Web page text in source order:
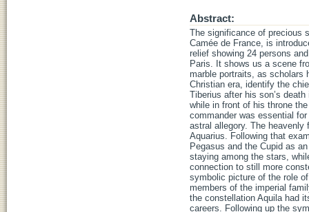
Abstract:
The significance of precious
Camée de France, is
relief showing 24 persons
Paris. It shows us a scene
marble portraits, as scholars
Christian era, identify the
Tiberius after his son’s death
while in front of his throne
commander was essential
astral allegory. The
Aquarius. Following that
Pegasus and the Cupid as
staying among the stars,
connection to still more
symbolic picture of the role
members of the imperial
the constellation Aquila had
careers. Following up the